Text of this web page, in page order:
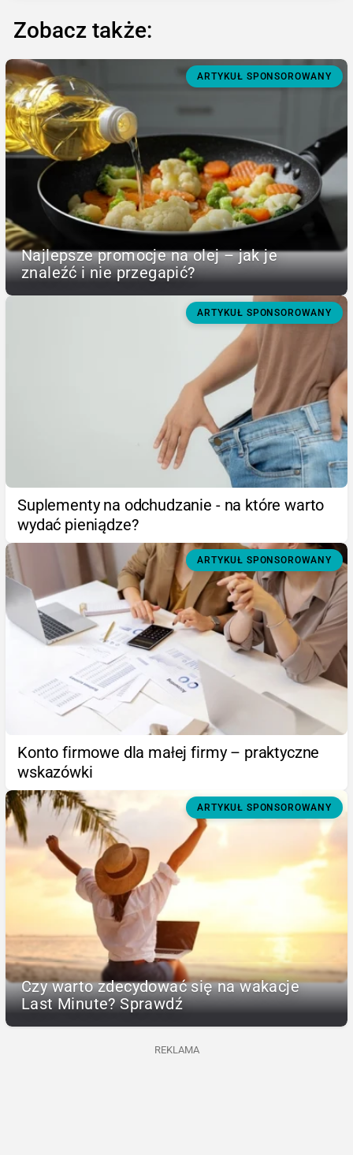
Zobacz także:
ARTYKUŁ SPONSOROWANY
Najlepsze promocje na olej – jak je
znaleźć i nie przegapić?
ARTYKUŁ SPONSOROWANY
Suplementy na odchudzanie - na które warto
wydać pieniądze?
ARTYKUŁ SPONSOROWANY
Konto firmowe dla małej firmy – praktyczne
wskazówki
ARTYKUŁ SPONSOROWANY
Czy warto zdecydować się na wakacje
Last Minute? Sprawdź
REKLAMA